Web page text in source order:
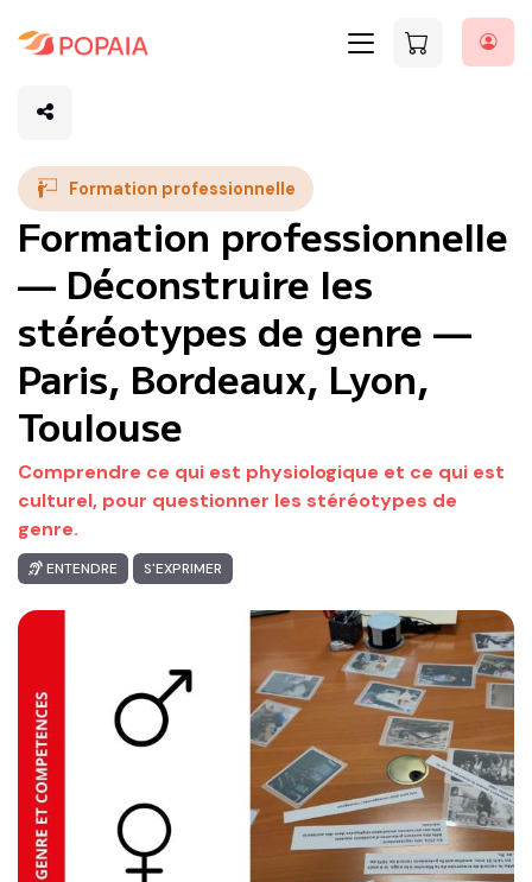
Formation professionnelle
Formation professionnelle
— Déconstruire les
stéréotypes de genre —
Paris, Bordeaux, Lyon,
Toulouse
Comprendre ce qui est physiologique et ce qui est
culturel, pour questionner les stéréotypes de
genre.
ENTENDRE S'EXPRIMER